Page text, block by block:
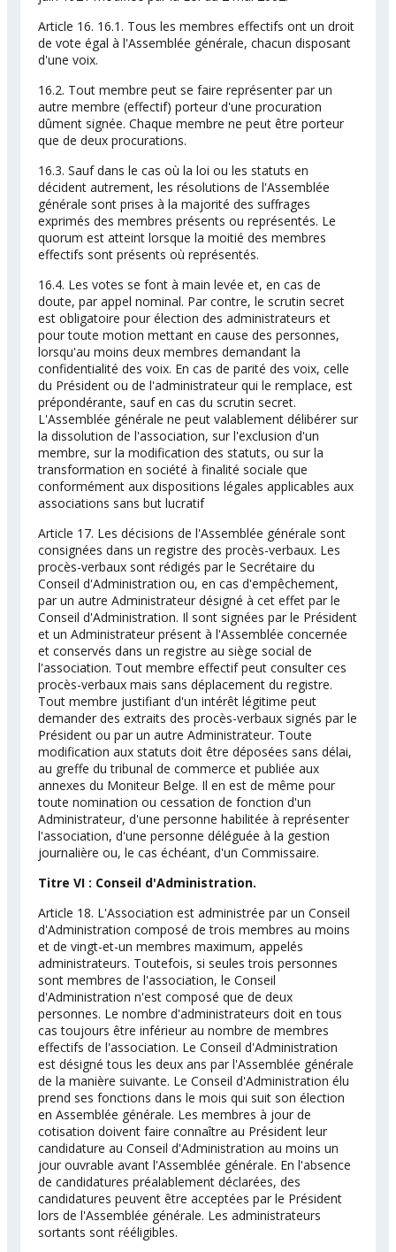
Article 16. 16.1. Tous les membres effectifs ont un droit
de vote égal à l'Assemblée générale, chacun disposant
d'une voix.
16.2. Tout membre peut se faire représenter par un
autre membre (effectif) porteur d'une procuration
dûment signée. Chaque membre ne peut être porteur
que de deux procurations.
16.3. Sauf dans le cas où la loi ou les statuts en
décident autrement, les résolutions de l'Assemblée
générale sont prises à la majorité des suffrages
exprimés des membres présents ou représentés. Le
quorum est atteint lorsque la moitié des membres
effectifs sont présents où représentés.
16.4. Les votes se font à main levée et, en cas de
doute, par appel nominal. Par contre, le scrutin secret
est obligatoire pour élection des administrateurs et
pour toute motion mettant en cause des personnes,
lorsqu'au moins deux membres demandant la
confidentialité des voix. En cas de parité des voix, celle
du Président ou de l'administrateur qui le remplace, est
prépondérante, sauf en cas du scrutin secret.
L'Assemblée générale ne peut valablement délibérer sur
la dissolution de l'association, sur l'exclusion d'un
membre, sur la modification des statuts, ou sur la
transformation en société à finalité sociale que
conformément aux dispositions légales applicables aux
associations sans but lucratif
Article 17. Les décisions de l'Assemblée générale sont
consignées dans un registre des procès-verbaux. Les
procès-verbaux sont rédigés par le Secrétaire du
Conseil d'Administration ou, en cas d'empêchement,
par un autre Administrateur désigné à cet effet par le
Conseil d'Administration. Il sont signées par le Président
et un Administrateur présent à l'Assemblée concernée
et conservés dans un registre au siège social de
l'association. Tout membre effectif peut consulter ces
procès-verbaux mais sans déplacement du registre.
Tout membre justifiant d'un intérêt légitime peut
demander des extraits des procès-verbaux signés par le
Président ou par un autre Administrateur. Toute
modification aux statuts doit être déposées sans délai,
au greffe du tribunal de commerce et publiée aux
annexes du Moniteur Belge. Il en est de même pour
toute nomination ou cessation de fonction d'un
Administrateur, d'une personne habilitée à représenter
l'association, d'une personne déléguée à la gestion
journalière ou, le cas échéant, d'un Commissaire.
Titre VI : Conseil d'Administration.
Article 18. L'Association est administrée par un Conseil
d'Administration composé de trois membres au moins
et de vingt-et-un membres maximum, appelés
administrateurs. Toutefois, si seules trois personnes
sont membres de l'association, le Conseil
d'Administration n'est composé que de deux
personnes. Le nombre d'administrateurs doit en tous
cas toujours être inférieur au nombre de membres
effectifs de l'association. Le Conseil d'Administration
est désigné tous les deux ans par l'Assemblée générale
de la manière suivante. Le Conseil d'Administration élu
prend ses fonctions dans le mois qui suit son élection
en Assemblée générale. Les membres à jour de
cotisation doivent faire connaître au Président leur
candidature au Conseil d'Administration au moins un
jour ouvrable avant l'Assemblée générale. En l'absence
de candidatures préalablement déclarées, des
candidatures peuvent être acceptées par le Président
lors de l'Assemblée générale. Les administrateurs
sortants sont rééligibles.